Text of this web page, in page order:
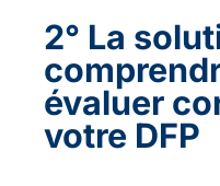
2° La
évaluer
votre DFP